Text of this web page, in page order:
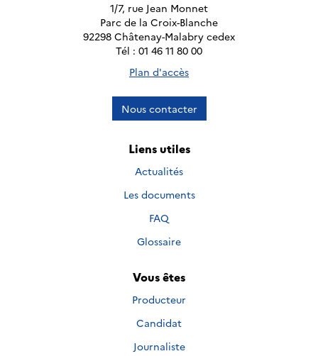
1/7, rue Jean Monnet
Parc de la Croix-Blanche
92298 Châtenay-Malabry cedex
Tél : 01 46 11 80 00
Plan d'accès
Nous contacter
Liens utiles
Actualités
Les documents
FAQ
Glossaire
Vous êtes
Producteur
Candidat
Journaliste